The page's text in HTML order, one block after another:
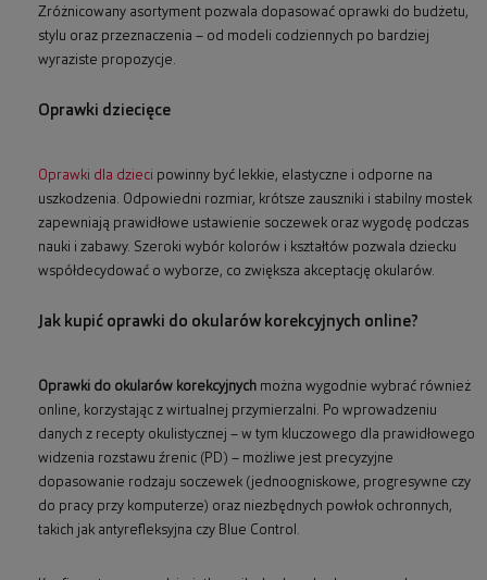
Zróżnicowany asortyment pozwala dopasować oprawki do budżetu,
stylu oraz przeznaczenia – od modeli codziennych po bardziej
wyraziste propozycje.
Oprawki dziecięce
Oprawki dla dzieci powinny być lekkie, elastyczne i odporne na
uszkodzenia. Odpowiedni rozmiar, krótsze zauszniki i stabilny mostek
zapewniają prawidłowe ustawienie soczewek oraz wygodę podczas
nauki i zabawy. Szeroki wybór kolorów i kształtów pozwala dziecku
współdecydować o wyborze, co zwiększa akceptację okularów.
Jak kupić oprawki do okularów korekcyjnych online?
Oprawki do okularów korekcyjnych można wygodnie wybrać również
online, korzystając z wirtualnej przymierzalni. Po wprowadzeniu
danych z recepty okulistycznej – w tym kluczowego dla prawidłowego
widzenia rozstawu źrenic (PD) – możliwe jest precyzyjne
dopasowanie rodzaju soczewek (jednoogniskowe, progresywne czy
do pracy przy komputerze) oraz niezbędnych powłok ochronnych,
takich jak antyrefleksyjna czy Blue Control.